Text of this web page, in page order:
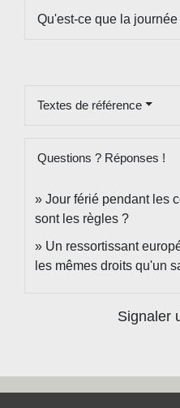
Qu'est-ce que la
Textes de référence
Questions ? Réponses !
Jour férié pendant les
sont les règles ?
Un ressortissant
les mêmes droits qu'un
Signaler